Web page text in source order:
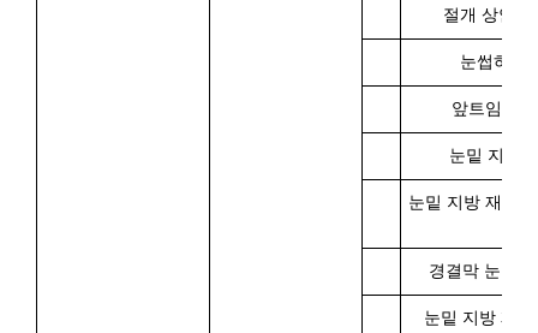
절개 상안검
눈썹하
앞트임 복
눈밑 지방
눈밑 지방 재배
경결막 눈밑
눈밑 지방 재